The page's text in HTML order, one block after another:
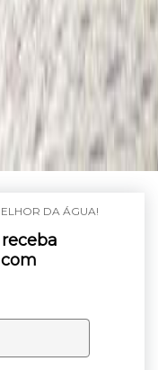
DA ÁGUA!